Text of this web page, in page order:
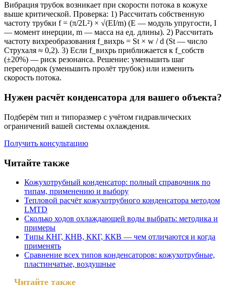
Вибрация трубок возникает при скорости потока в кожухе
выше критической. Проверка: 1) Рассчитать собственную
частоту трубки f = (π/2L²) × √(EI/m) (E — модуль упругости, I
— момент инерции, m — масса на ед. длины). 2) Рассчитать
частоту вихреобразования f_вихрь = St × w / d (St — число
Струхаля ≈ 0,2). 3) Если f_вихрь приближается к f_собств
(±20%) — риск резонанса. Решение: уменьшить шаг
перегородок (уменьшить пролёт трубок) или изменить
скорость потока.
Нужен расчёт конденсатора для вашего объекта?
Подберём тип и типоразмер с учётом гидравлических
ограничений вашей системы охлаждения.
Получить консультацию
Читайте также
Кожухотрубный конденсатор: полный справочник по
типам, применению и выбору
Тепловой расчёт кожухотрубного конденсатора методом
LMTD
Сколько ходов охлаждающей воды выбрать: методика и
примеры
Типы КНГ, КНВ, ККГ, ККВ — чем отличаются и когда
применять
Сравнение всех типов конденсаторов: кожухотрубные,
пластинчатые, воздушные
Читайте также